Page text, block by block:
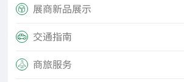
 展商新品展示
 交通指南
 商旅服务